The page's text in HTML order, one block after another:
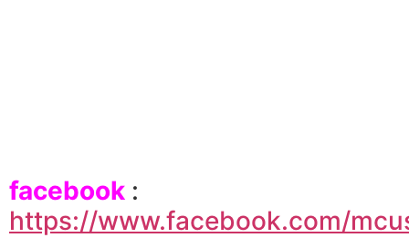
facebook :
https://www.facebook.com/